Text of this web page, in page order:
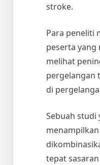
stroke.
Para peneliti
peserta
melihat
pergelangan
di
Sebuah studi
tepat